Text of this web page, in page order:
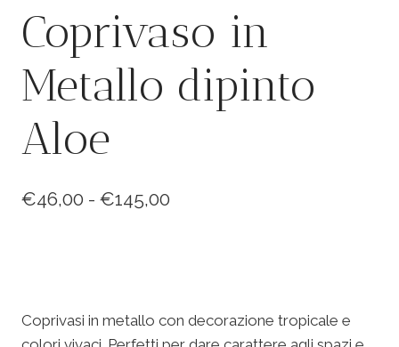
Coprivaso in
Metallo dipinto
Aloe
€46,00 - €145,00
€46,00
Coprivasi in metallo con decorazione tropicale e